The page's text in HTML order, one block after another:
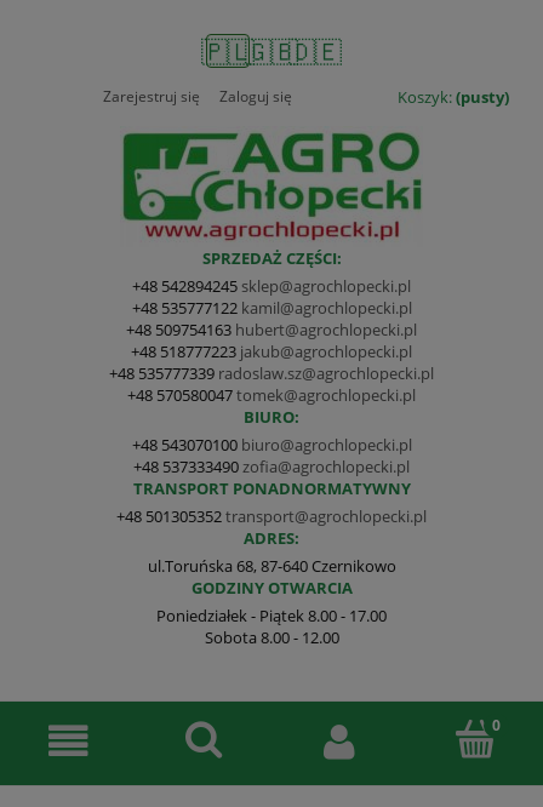
🇵🇱🇬🇧🇩🇪
Koszyk:(pusty)
Zarejestruj się Zaloguj się
SPRZEDAŻ CZĘŚCI:
+48 542894245 sklep@agrochlopecki.pl
+48 535777122 kamil@agrochlopecki.pl
+48 509754163 hubert@agrochlopecki.pl
+48 518777223 jakub@agrochlopecki.pl
+48 535777339 radoslaw.sz@agrochlopecki.pl
+48 570580047tomek@agrochlopecki.pl
BIURO:
+48 543070100 biuro@agrochlopecki.pl
+48 537333490 zofia@agrochlopecki.pl
TRANSPORT PONADNORMATYWNY
+48 501305352transport@agrochlopecki.pl
ADRES:
ul.Toruńska 68, 87-640 Czernikowo
GODZINY OTWARCIA
Poniedziałek - Piątek 8.00 - 17.00
Sobota 8.00 - 12.00